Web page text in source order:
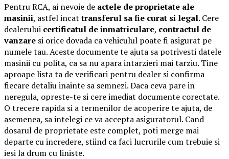
Pentru RCA, ai nevoie de actele de proprietate ale
masinii, astfel incattransferul sa fie curat si legal. Cere
dealerului certificatul de inmatriculare, contractul de
vanzare si orice dovada ca vehiculul poate fi asigurat pe
numele tau. Aceste documente te ajuta sa potrivesti datele
masinii cu polita, ca sa nu apara intarzieri mai tarziu. Tine
aproape lista ta de verificari pentru dealer si confirma
fiecare detaliu inainte sa semnezi. Daca ceva pare in
neregula, opreste-te si cere imediat documente corectate.
O trecere rapida si a termenilor de acoperire te ajuta, de
asemenea, sa intelegi ce va accepta asiguratorul. Cand
dosarul de proprietate este complet, poti merge mai
departe cu incredere, stiind ca faci lucrurile cum trebuie si
iesi la drum cu liniste.